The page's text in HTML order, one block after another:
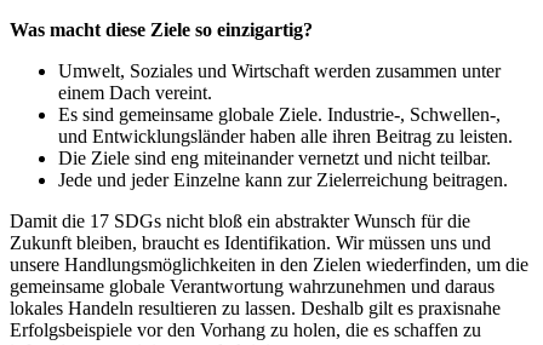
Was macht diese Ziele so einzigartig?
Umwelt, Soziales und Wirtschaft werden zusammen unter
einem Dach vereint.
Es sind gemeinsame globale Ziele. Industrie-, Schwellen-,
und Entwicklungsländer haben alle ihren Beitrag zu leisten.
Die Ziele sind eng miteinander vernetzt und nicht teilbar.
Jede und jeder Einzelne kann zur Zielerreichung beitragen.
Damit die 17 SDGs nicht bloß ein abstrakter Wunsch für die
Zukunft bleiben, braucht es Identifikation. Wir müssen uns und
unsere Handlungsmöglichkeiten in den Zielen wiederfinden, um die
gemeinsame globale Verantwortung wahrzunehmen und daraus
lokales Handeln resultieren zu lassen. Deshalb gilt es praxisnahe
Erfolgsbeispiele vor den Vorhang zu holen, die es schaffen zu